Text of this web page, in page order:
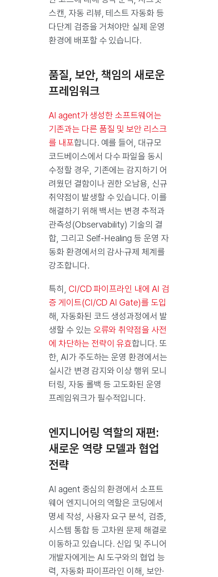
스캔, 자동 리뷰, 테스트 자동화 등
다단계 검증을 거쳐야만 실제 운영
환경에 배포할 수 있습니다.
품질, 보안, 책임의 새로운
프레임워크
AI agent가 생성한 소프트웨어는
기존과는 다른 품질 및 보안 리스크
를 내포합니다. 예를 들어, 대규모
코드베이스에서 다수 파일을 동시
수정할 경우, 기존에는 감지하기 어
려웠던 결함이나 권한 오남용, 신규
취약점이 발생할 수 있습니다. 이를
해결하기 위해 백서는 변경 추적과
관측성(Observability) 기술의 결
합, 그리고 Self-Healing 등 운영 자
동화 환경에서의 감사·규제 체계를
강조합니다.
특히, CI/CD 파이프라인 내에 AI 검
증 게이트(CI/CD AI Gate)를 도입
해, 자동화된 코드 생성과정에서 발
생할 수 있는 오류와 취약점을 사전
에 차단하는 전략이 유효합니다. 또
한, AI가 주도하는 운영 환경에서는
실시간 변경 감지와 이상 행위 모니
터링, 자동 롤백 등 고도화된 운영
프레임워크가 필수적입니다.
엔지니어링 역할의 재편:
새로운 역량 모델과 협업
전략
AI agent 중심의 환경에서 소프트
웨어 엔지니어의 역할은 코딩에서
명세 작성, 사용자 요구 분석, 검증,
시스템 통합 등 고차원 문제 해결로
이동하고 있습니다. 신입 및 주니어
개발자에게는 AI 도구와의 협업 능
력, 자동화 파이프라인 이해, 보안·